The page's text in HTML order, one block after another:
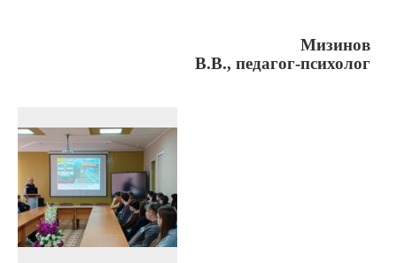
Мизинов
В.В., педагог-психолог